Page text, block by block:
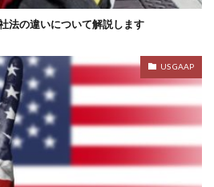
法の違いについて解説します
US GAAP